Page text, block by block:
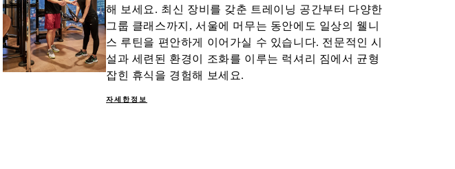
해 보세요. 최신 장비를 갖춘 트레이닝 공간부터 다양한
그룹 클래스까지, 서울에 머무는 동안에도 일상의 웰니
스 루틴을 편안하게 이어가실 수 있습니다. 전문적인 시
설과 세련된 환경이 조화를 이루는 럭셔리 짐에서 균형
잡힌 휴식을 경험해 보세요.
자세한정보